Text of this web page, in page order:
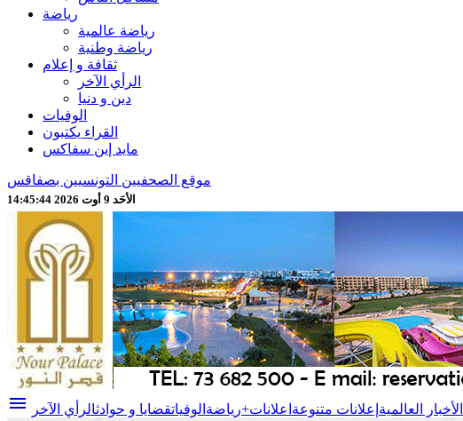
رياضة
رياضة عالمية
رياضة وطنية
ثقافة و إعلام
الرأي الآخر
دين و دنيا
الوفيات
القراء يكتبون
مايد إين سفاكس
موقع الصحفيين التونسيين بصفاقس
الأحَد 9 أوت 2026 14:45:46
menu الأخبار العالمية إعلانات متنوعة اعلانات+رياضة الوفياتقضايا و حوادثالرأي الآخر